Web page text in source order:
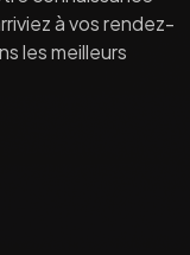
à vos rendez-
les meilleurs